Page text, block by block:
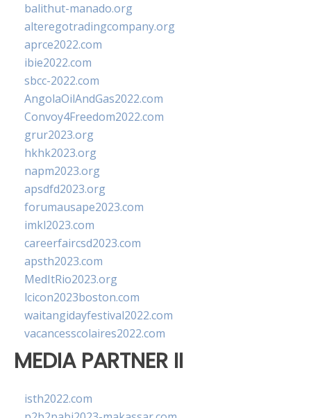
balithut-manado.org
alteregotradingcompany.org
aprce2022.com
ibie2022.com
sbcc-2022.com
AngolaOilAndGas2022.com
Convoy4Freedom2022.com
grur2023.org
hkhk2023.org
napm2023.org
apsdfd2023.org
forumausape2023.com
imkl2023.com
careerfaircsd2023.com
apsth2023.com
MedItRio2023.org
lcicon2023boston.com
waitangidayfestival2022.com
vacancesscolaires2022.com
MEDIA PARTNER II
isth2022.com